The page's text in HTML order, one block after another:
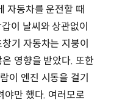
자동차를 운전할 때
이 날씨와 상관없이
기 자동차는 지붕이
영향을 받았다. 또한
이 엔진 시동을 걸기
야만 했다. 여러모로